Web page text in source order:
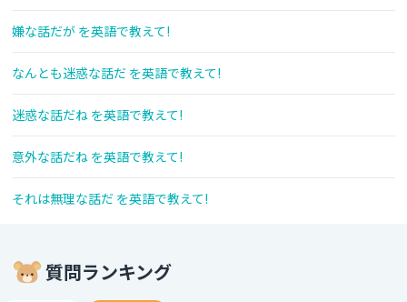
嫌な話だが を英語で教えて!
なんとも迷惑な話だ を英語で教えて!
迷惑な話だね を英語で教えて!
意外な話だね を英語で教えて!
それは無理な話だ を英語で教えて!
質問ランキング